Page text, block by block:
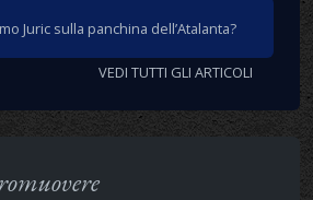
Juric sulla panchina dell’Atalanta?
VEDI TUTTI GLI ARTICOLI